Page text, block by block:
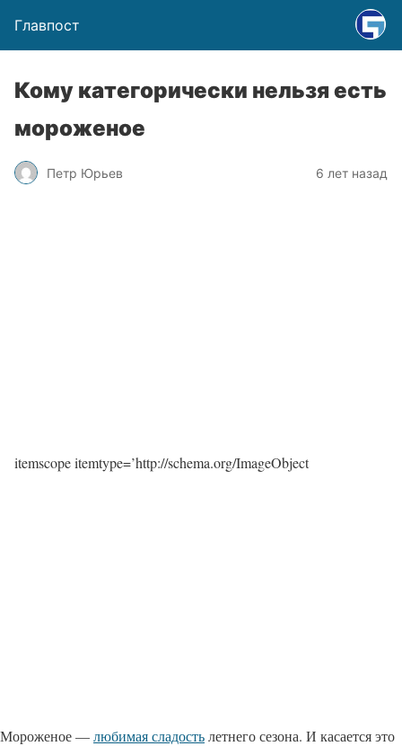
Главпост
Кому категорически нельзя есть
мороженое
Петр Юрьев 6 лет назад
itemscope itemtype=’http://schema.org/ImageObject
Мороженое —любимая сладостьлетнего сезона. И касается это